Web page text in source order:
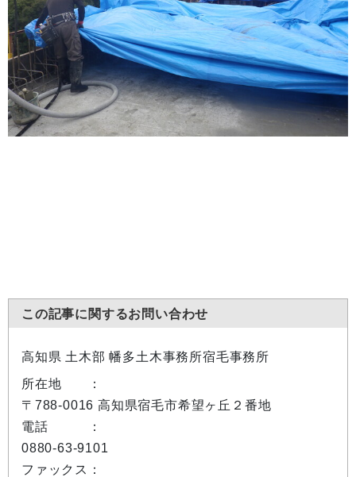
この記事に関するお問い合わせ
高知県 土木部 幡多土木事務所宿毛事務所
所在地 ：
〒788-0016 高知県宿毛市希望ヶ丘２番地
電話 ：
0880-63-9101
ファックス：